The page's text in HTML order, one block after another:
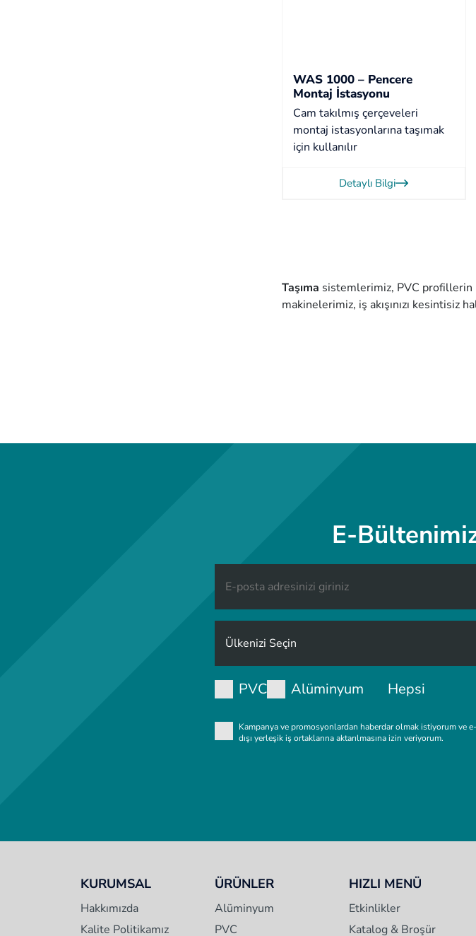
WAS 1000 – Pencere
Montaj İstasyonu
Cam takılmış çerçeveleri
montaj istasyonlarına taşımak
için kullanılır
Detaylı Bilgi
Taşıma sistemlerimiz, PVC profillerin
makinelerimiz, iş akışınızı kesintisiz
E-
PVC Alüminyum Hepsi
Kampanya ve promosyonlardan haberdar olmak istiyorum ve
dışı yerleşik iş ortaklarına aktarılmasına izin veriyorum.
KURUMSAL
Hakkımızda
Kalite Politikamız
ÜRÜNLER
Alüminyum
PVC
HIZLI MENÜ
Etkinlikler
Katalog & Broşür